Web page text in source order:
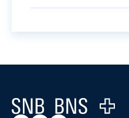
Logo